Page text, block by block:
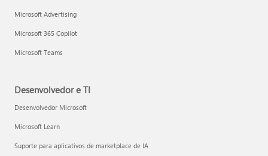
Microsoft Advertising
Microsoft 365 Copilot
Microsoft Teams
Desenvolvedor e TI
Desenvolvedor Microsoft
Microsoft Learn
Suporte para aplicativos de marketplace de IA